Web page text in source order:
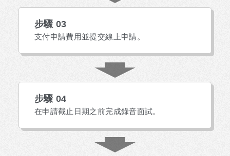
步驟 03
支付申請費用並提交線上申請。
步驟 04
在申請截止日期之前完成錄音面試。